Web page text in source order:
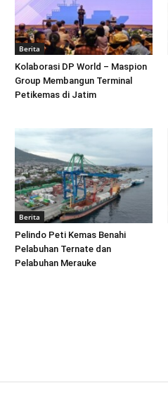
Berita
Kolaborasi DP World – Maspion
Group Membangun Terminal
Petikemas di Jatim
Berita
Pelindo Peti Kemas Benahi
Pelabuhan Ternate dan
Pelabuhan Merauke